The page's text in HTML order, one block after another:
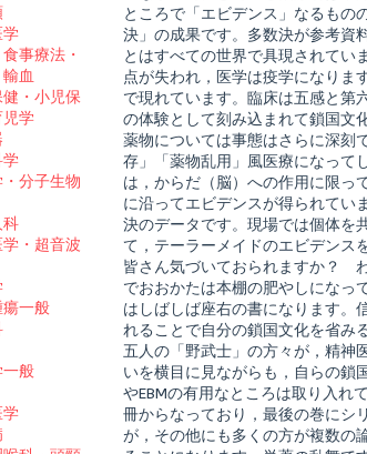
新
し
臨
床,
ところで「エビデンス」なるもの
決」の成果です。多数決が参考資
とはすべての世界で具現されてい
点が失われ，医学は疫学になりま
で現れています。臨床は五感と第
の体験として刻み込まれて鎖国文
薬物については事態はさらに深刻
存」「薬物乱用」風医療になって
は，からだ（脳）への作用に限っ
に沿ってエビデンスが得られてい
決のデータです。現場では個体を
て，テーラーメイドのエビデンス
皆さん気づいておられますか？
でおおかたは本棚の肥やしになっ
はしばしば座右の書になります。
れることで自分の鎖国文化を省み
五人の「野武士」の方々が，精神
いを横目に見ながらも，自らの鎖
やEBMの有用なところは取り入れ
冊からなっており，最後の巻にシ
が，その他にも多くの方が複数の
学
事療法・
血
・小児保
学
学
分子生物
科
・超音波
一般
般
学